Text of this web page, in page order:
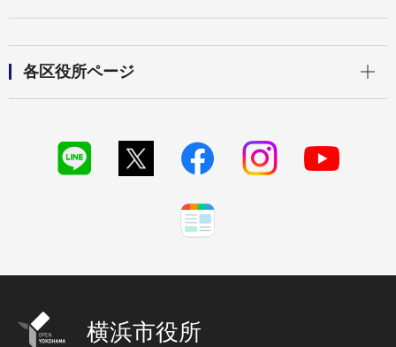
各区役所ページ
横浜市役所